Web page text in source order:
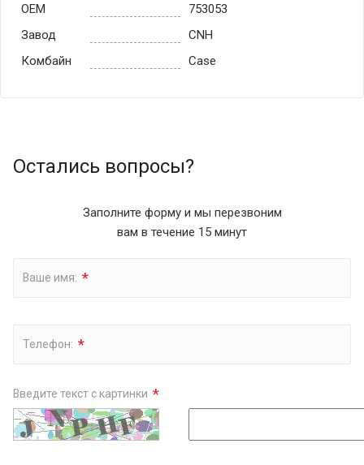
OEM
753053
Завод
CNH
Комбайн
Case
Остались вопросы?
Заполните форму и мы перезвоним
вам в течение 15 минут
Ваше имя: *
Телефон: *
Введите текст с картинки *